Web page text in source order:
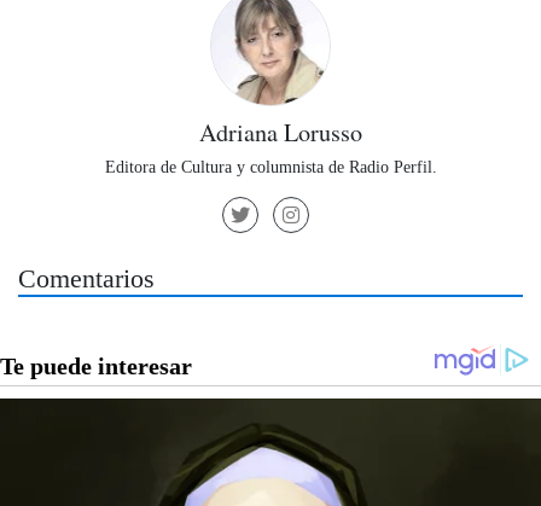
Adriana Lorusso
Editora de Cultura y columnista de Radio Perfil.
Comentarios